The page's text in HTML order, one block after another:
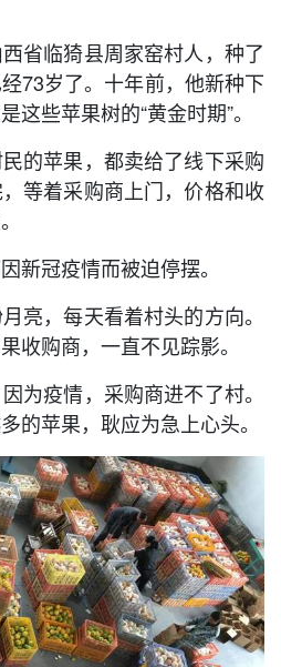
省临猗县周家窑村人，种了
73岁了。十年前，他新种下
这些苹果树的“黄金时期”。
的苹果，都卖给了线下采购
等着采购商上门，价格和收
新冠疫情而被迫停摆。
亮，每天看着村头的方向。
收购商，一直不见踪影。
为疫情，采购商进不了村。
的苹果，耿应为急上心头。